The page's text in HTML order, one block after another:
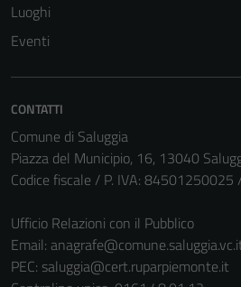
Luoghi
Eventi
CONTATTI
Comune di Saluggia
Piazza del Municipio, 16, 13040
Codice fiscale / P. IVA:
Ufficio Relazioni con il Pubblico
Email:
PEC: saluggia@cert.ruparpiemonte.it